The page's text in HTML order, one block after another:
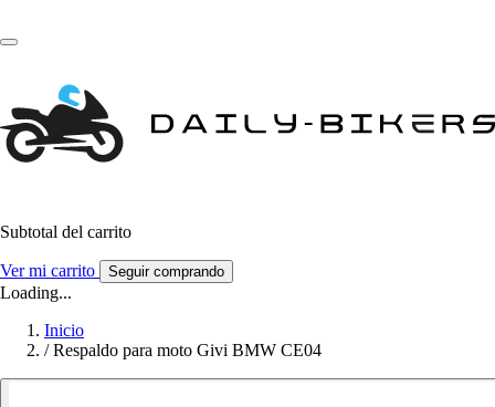
Subtotal del carrito
Ver mi carrito Seguir comprando
Loading...
Inicio
/ Respaldo para moto Givi BMW CE04